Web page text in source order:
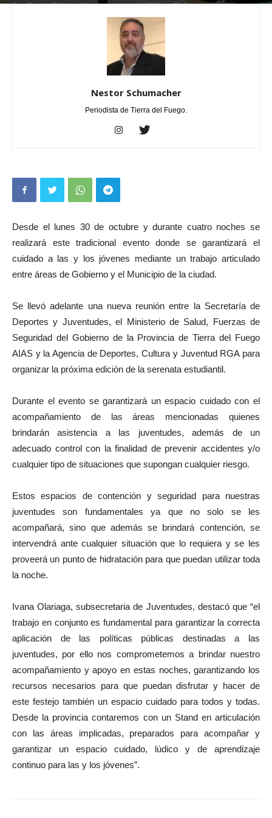
Por Nestor Schumacher - octubre 25, 2023 0
Nestor Schumacher
Periodista de Tierra del Fuego.
Desde el lunes 30 de octubre y durante cuatro noches se
realizará este tradicional evento donde se garantizará el
cuidado a las y los jóvenes mediante un trabajo articulado
entre áreas de Gobierno y el Municipio de la ciudad.
Se llevó adelante una nueva reunión entre la Secretaría de
Deportes y Juventudes, el Ministerio de Salud, Fuerzas de
Seguridad del Gobierno de la Provincia de Tierra del Fuego
AIAS y la Agencia de Deportes, Cultura y Juventud RGA para
organizar la próxima edición de la serenata estudiantil.
Durante el evento se garantizará un espacio cuidado con el
acompañamiento de las áreas mencionadas quienes
brindarán asistencia a las juventudes, además de un
adecuado control con la finalidad de prevenir accidentes y/o
cualquier tipo de situaciones que supongan cualquier riesgo.
Estos espacios de contención y seguridad para nuestras
juventudes son fundamentales ya que no solo se les
acompañará, sino que además se brindará contención, se
intervendrá ante cualquier situación que lo requiera y se les
proveerá un punto de hidratación para que puedan utilizar toda
la noche.
Ivana Olariaga, subsecretaria de Juventudes, destacó que “el
trabajo en conjunto es fundamental para garantizar la correcta
aplicación de las políticas públicas destinadas a las
juventudes, por ello nos comprometemos a brindar nuestro
acompañamiento y apoyo en estas noches, garantizando los
recursos necesarios para que puedan disfrutar y hacer de
este festejo también un espacio cuidado para todos y todas.
Desde la provincia contaremos con un Stand en articulación
con las áreas implicadas, preparados para acompañar y
garantizar un espacio cuidado, lúdico y de aprendizaje
continuo para las y los jóvenes”.